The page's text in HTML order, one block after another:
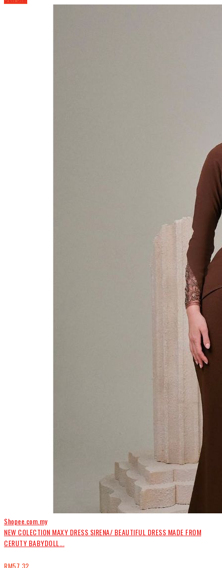
Shopee.com.my
NEW COLECTION MAXY DRESS SIRENA/ BEAUTIFUL DRESS MADE FROM
CERUTY BABYDOLL...
RM57.32